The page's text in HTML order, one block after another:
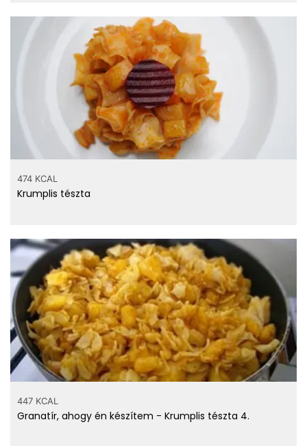
474 KCAL
Krumplis tészta
447 KCAL
Granatír, ahogy én készítem - Krumplis tészta 4.